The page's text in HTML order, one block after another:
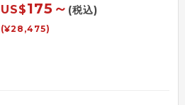
US$175～ (税込)
(¥28,475)